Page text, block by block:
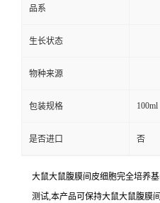
品系
生长状态
物种来源
包装规格 100ml
是否进口 否
大鼠大鼠腹膜间皮细胞完全培养基
测试,本产品可保持大鼠大鼠腹膜